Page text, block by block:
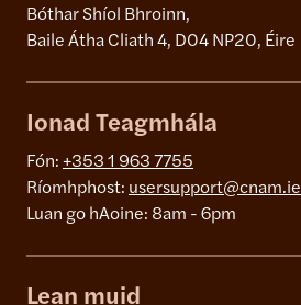
Bóthar Shíol Bhroinn,
Baile Átha Cliath 4, D04 NP20, Éire
Ionad Teagmhála
Fón: +353 1 963 7755
Ríomhphost: usersupport@cnam.ie
Luan go hAoine: 8am - 6pm
Lean muid